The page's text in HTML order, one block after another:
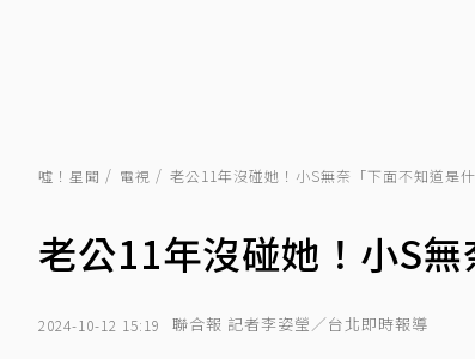
噓！星聞 電視 老公11年沒碰她！小S無奈「下面不知道是什
老公11年沒碰她！小S無
2024-10-12 15:19 聯合報 記者李姿瑩／台北即時報導